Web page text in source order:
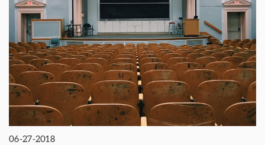
06-27-2018